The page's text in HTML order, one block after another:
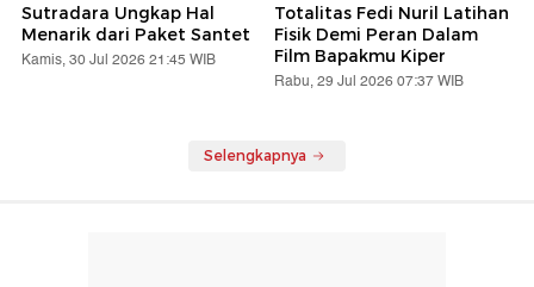
Sutradara Ungkap Hal
Menarik dari Paket Santet
Kamis, 30 Jul 2026 21:45 WIB
Totalitas Fedi Nuril Latihan
Fisik Demi Peran Dalam
Film Bapakmu Kiper
Rabu, 29 Jul 2026 07:37 WIB
Selengkapnya